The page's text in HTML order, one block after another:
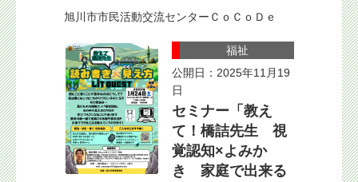
旭川市市民活動交流センターＣｏＣｏＤｅ
福祉
公開日：2025年11月19
日
セミナー「教え
て！橋詰先生 視
覚認知×よみか
き 家庭で出来る